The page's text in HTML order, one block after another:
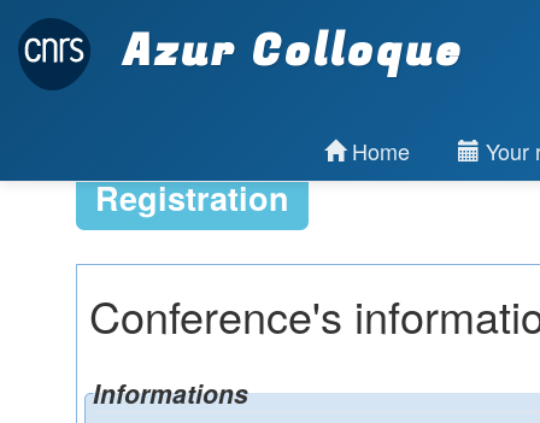
Azur Colloque
Home Your
Registration
Conference's
Informations